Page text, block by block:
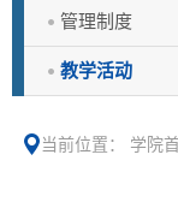
管理制度
教学活动
当前位置： 学院